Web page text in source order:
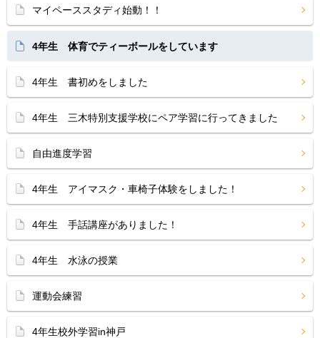
マイペーススタディ始動！！
4年生 体育でティーボールをしています
4年生 書初めをしました
4年生 三木特別支援学校にペア学習に行ってきました
自由進度学習
4年生 アイマスク・車椅子体験をしました！
4年生 手話講座がありました！
4年生 水泳の授業
運動会練習
4年生校外学習in神戸